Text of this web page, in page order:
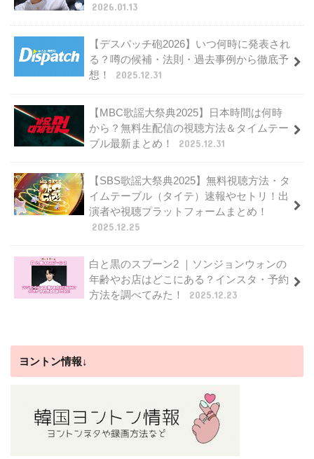
2026.01.13
【デスパッチ砲2026】いつ何時に発表され
る？噂の候補・法則・過去事例から徹底予
想！
2025.12.31
【MBC歌謡大祭典2025】日本時間は何時
から？無料生配信の視聴方法＆タイムテー
ブル最新まとめ！
2025.12.31
【SBS歌謡大祭典2025】無料視聴方法・タ
イムテーブル（タイテ）速報やセトリ！出
演者や視聴プラットフォームまとめ！
2025.12.25
白と黒のスプーン2 ｜ソンジョンウォンの
年齢やお店はどこにある？インスタ・予約
方法を調べてみた！
2025.12.23
ヨントン情報↓